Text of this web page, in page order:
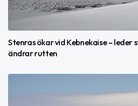
Stenras ökar vid Kebnekaise – leder
ändrar rutten